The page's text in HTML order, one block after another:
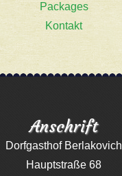
Packages
Kontakt
Anschrift
Dorfgasthof Berlakovich
Hauptstraße 68